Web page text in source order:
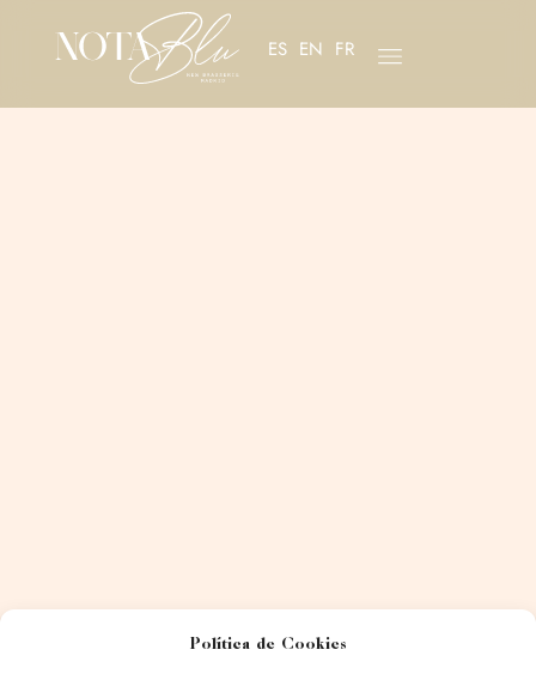
Política de Cookies
ES EN FR